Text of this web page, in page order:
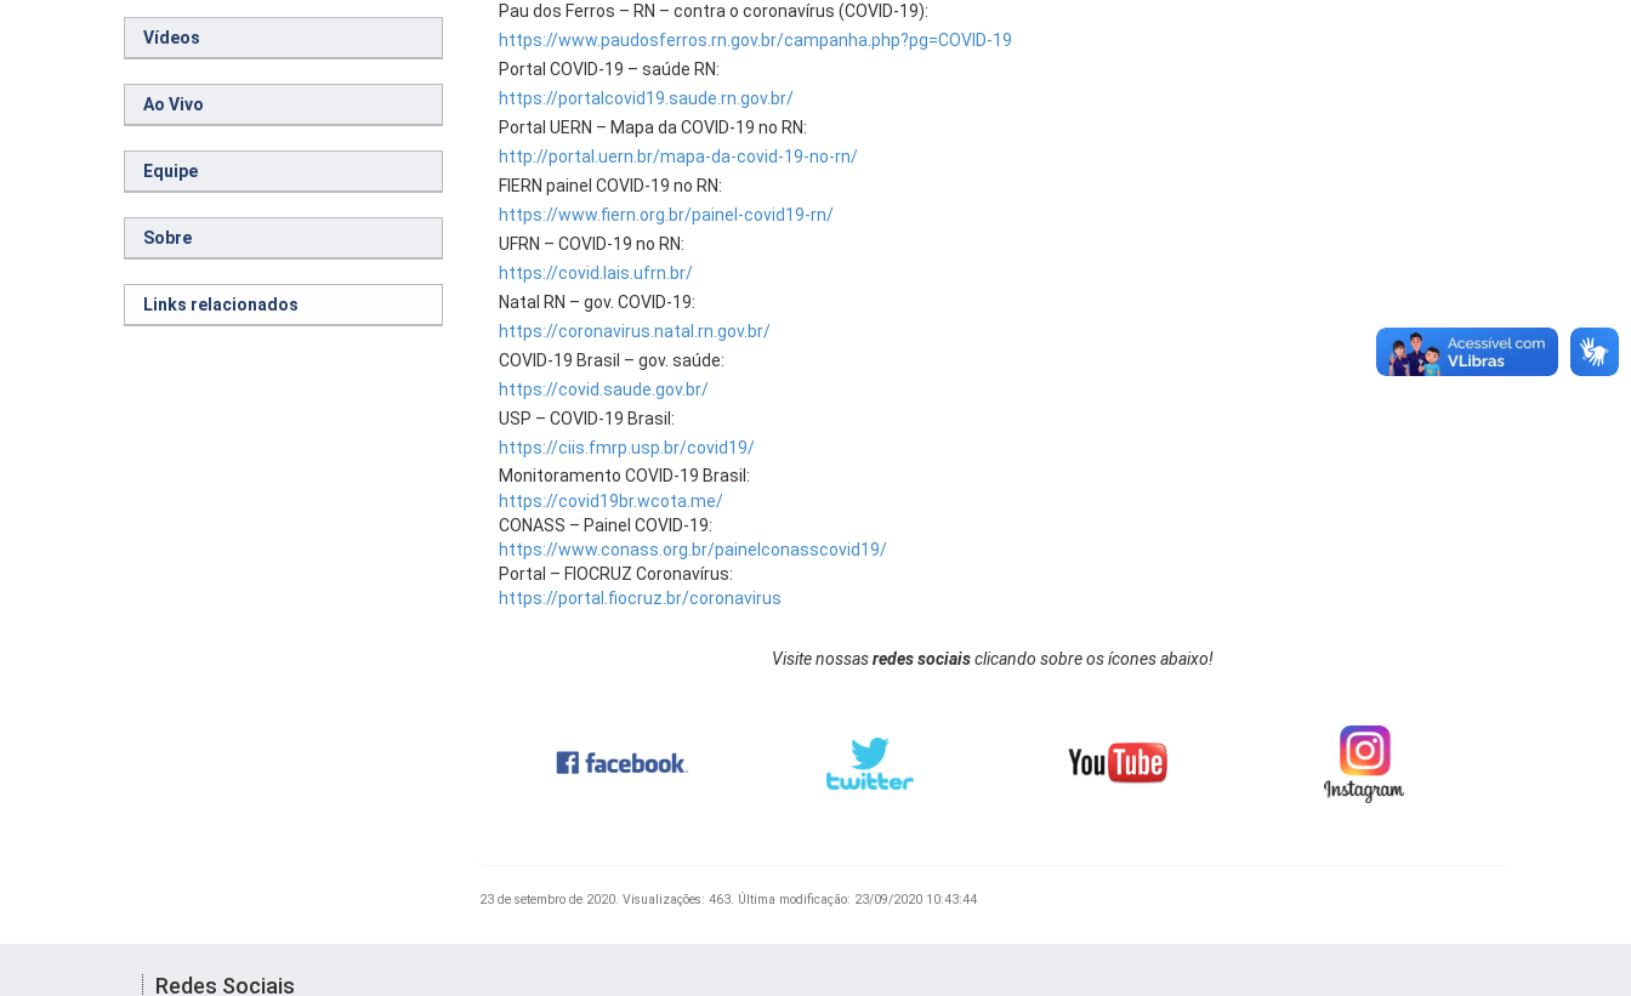
Vídeos
Ao Vivo
Equipe
Sobre
Links relacionados
Pau dos Ferros – RN – contra o coronavírus (COVID-19):
https://www.paudosferros.rn.gov.br/campanha.php?pg=COVID-19
Portal COVID-19 – saúde RN:
https://portalcovid19.saude.rn.gov.br/
Portal UERN – Mapa da COVID-19 no RN:
http://portal.uern.br/mapa-da-covid-19-no-rn/
FIERN painel COVID-19 no RN:
https://www.fiern.org.br/painel-covid19-rn/
UFRN – COVID-19 no RN:
https://covid.lais.ufrn.br/
Natal RN – gov. COVID-19:
https://coronavirus.natal.rn.gov.br/
COVID-19 Brasil – gov. saúde:
https://covid.saude.gov.br/
USP – COVID-19 Brasil:
https://ciis.fmrp.usp.br/covid19/
Monitoramento COVID-19 Brasil:
https://covid19br.wcota.me/
CONASS – Painel COVID-19:
https://www.conass.org.br/painelconasscovid19/
Portal – FIOCRUZ Coronavírus:
https://portal.fiocruz.br/coronavirus
Visite nossasredes sociaisclicando sobre os ícones abaixo!
23 de setembro de 2020. Visualizações: 463. Última modificação: 23/09/2020 10:43:44
Redes Sociais